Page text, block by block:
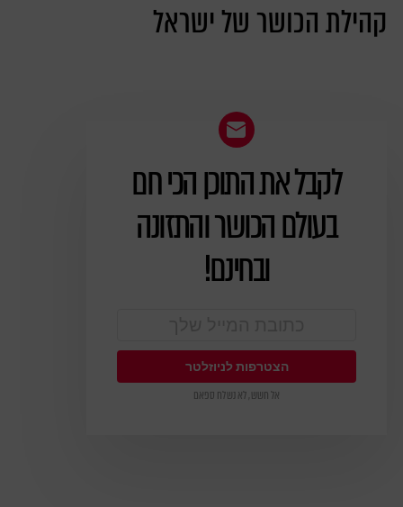
קהילת הכושר של ישראל
ניוזלטר
לקבל את התוכן הכי חם
בעולם הכושר והתזונה
ובחינם!
אל חשש, לא נשלח ספאם